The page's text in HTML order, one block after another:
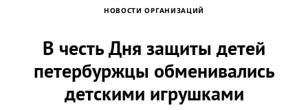
НОВОСТИ ОРГАНИЗАЦИЙ
В честь Дня защиты детей
петербуржцы обменивались
детскими игрушками